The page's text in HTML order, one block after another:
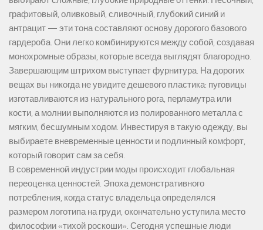
графитовый, оливковый, сливочный, глубокий синий и
антрацит — эти тона составляют основу дорогого базового
гардероба. Они легко комбинируются между собой, создавая
монохромные образы, которые всегда выглядят благородно.
Завершающим штрихом выступает фурнитура. На дорогих
вещах вы никогда не увидите дешевого пластика: пуговицы
изготавливаются из натурального рога, перламутра или
кости, а молнии выполняются из полированного металла с
мягким, бесшумным ходом. Инвестируя в такую одежду, вы
выбираете вневременные ценности и подлинный комфорт,
который говорит сам за себя.
В современной индустрии моды происходит глобальная
переоценка ценностей. Эпоха демонстративного
потребления, когда статус владельца определялся
размером логотипа на груди, окончательно уступила место
философии «тихой роскоши». Сегодня успешные люди